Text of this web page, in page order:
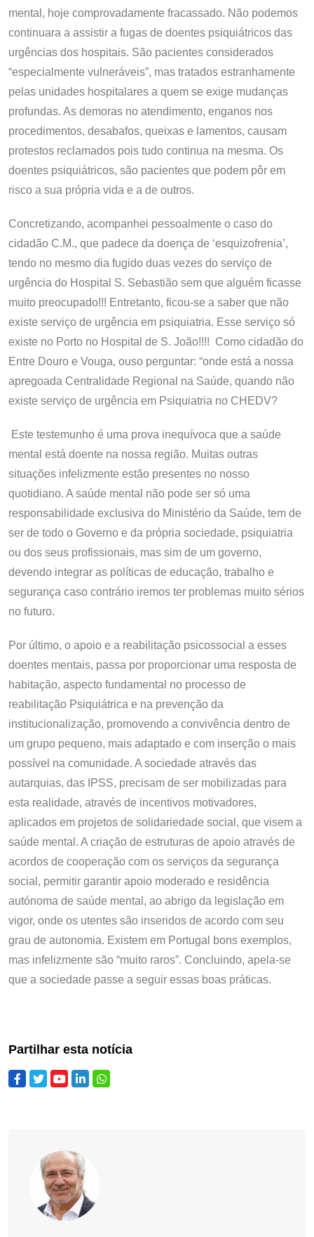
mental, hoje comprovadamente fracassado. Não podemos
continuara a assistir a fugas de doentes psiquiátricos das
urgências dos hospitais. São pacientes considerados
“especialmente vulneráveis”, mas tratados estranhamente
pelas unidades hospitalares a quem se exige mudanças
profundas. As demoras no atendimento, enganos nos
procedimentos, desabafos, queixas e lamentos, causam
protestos reclamados pois tudo continua na mesma. Os
doentes psiquiátricos, são pacientes que podem pôr em
risco a sua própria vida e a de outros.
Concretizando, acompanhei pessoalmente o caso do
cidadão C.M., que padece da doença de ‘esquizofrenia’,
tendo no mesmo dia fugido duas vezes do serviço de
urgência do Hospital S. Sebastião sem que alguém ficasse
muito preocupado!!! Entretanto, ficou-se a saber que não
existe serviço de urgência em psiquiatria. Esse serviço só
existe no Porto no Hospital de S. João!!!! Como cidadão do
Entre Douro e Vouga, ouso perguntar: “onde está a nossa
apregoada Centralidade Regional na Saúde, quando não
existe serviço de urgência em Psiquiatria no CHEDV?
Este testemunho é uma prova inequívoca que a saúde
mental está doente na nossa região. Muitas outras
situações infelizmente estão presentes no nosso
quotidiano. A saúde mental não pode ser só uma
responsabilidade exclusiva do Ministério da Saúde, tem de
ser de todo o Governo e da própria sociedade, psiquiatria
ou dos seus profissionais, mas sim de um governo,
devendo integrar as políticas de educação, trabalho e
segurança caso contrário iremos ter problemas muito sérios
no futuro.
Por último, o apoio e a reabilitação psicossocial a esses
doentes mentais, passa por proporcionar uma resposta de
habitação, aspecto fundamental no processo de
reabilitação Psiquiátrica e na prevenção da
institucionalização, promovendo a convivência dentro de
um grupo pequeno, mais adaptado e com inserção o mais
possível na comunidade. A sociedade através das
autarquias, das IPSS, precisam de ser mobilizadas para
esta realidade, através de incentivos motivadores,
aplicados em projetos de solidariedade social, que visem a
saúde mental. A criação de estruturas de apoio através de
acordos de cooperação com os serviços da segurança
social, permitir garantir apoio moderado e residência
autónoma de saúde mental, ao abrigo da legislação em
vigor, onde os utentes são inseridos de acordo com seu
grau de autonomia. Existem em Portugal bons exemplos,
mas infelizmente são “muito raros”. Concluindo, apela-se
que a sociedade passe a seguir essas boas práticas.
Partilhar esta notícia